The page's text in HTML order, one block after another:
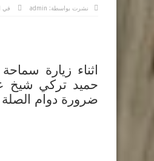
نشرت بواسطة: admin في
اثناء زيارة
حميد تركي شيخ
ضرورة دوام الصلة